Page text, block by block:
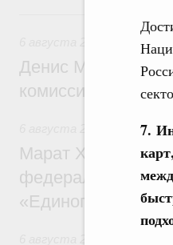
7.
Общие
Денис Мантуров
комиссии по
Марат
федерального
«Единого